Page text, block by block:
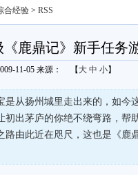
合经验 > RSS
《鹿鼎记》新手任务
11-05 来源： 【 大 中 小】
是从扬州城里走出来的，如今
初出茅庐的你绝不绕弯路，帮
路由此近在咫尺，这也是《鹿